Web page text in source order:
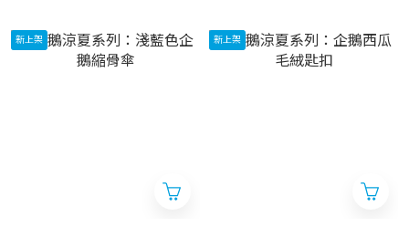
新上架 新上架